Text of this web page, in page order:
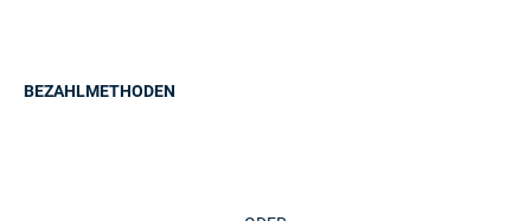
BEZAHLMETHODEN